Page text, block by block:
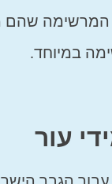
שהם
במיוחד.
עור